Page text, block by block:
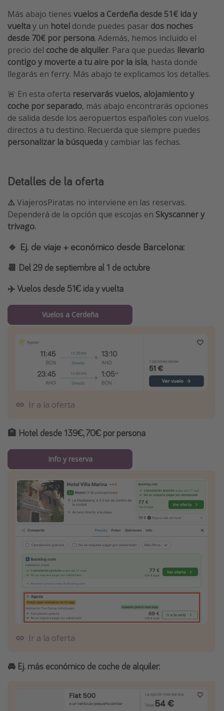
Harry Potter en Londres y otros destinos
Eventos deportivos
Más abajo tienes vuelos a Cerdeña desde 51€ ida y
vueltay un hotel donde puedes pasar dos noches
desde 70€ por persona. Además, hemos incluido el
precio del coche de alquiler. Para que puedas llevarlo
contigo y moverte a tu aire por la isla, hasta donde
llegarás en ferry. Más abajo te explicamos los detalles.
🚨 En esta oferta reservarás vuelos, alojamiento y
coche por separado, más abajo encontrarás opciones
de salida desde los aeropuertos españoles con vuelos
directos a tu destino. Recuerda que siempre puedes
personalizar la búsqueday cambiar las fechas.
Detalles de la oferta
⚠️ViajerosPiratas no interviene en las reservas.
Dependerá de la opción que escojas en Skyscanner y
trivago.
🔹 Ej. de viaje + económico desde Barcelona:
📆 Del 29 de septiembre al 1 de octubre
✈️Vuelos desde 51€ ida y vuelta
Vuelos a Cerdeña
Ir a la oferta
🏨 Hotel desde 139€, 70€ por persona
Info y reserva
Ir a la oferta
🚘 Ej. más económico de coche de alquiler: